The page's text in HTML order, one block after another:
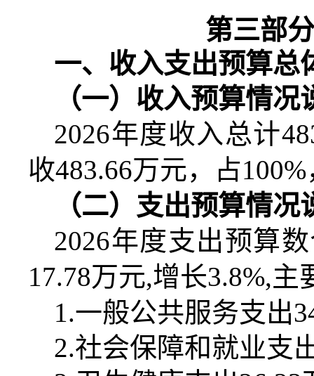
第三部
一、收入支出预算总
（一）收入预算情况
2026年度收入总计
收483.66万元，占100%
（二）支出预算情况
2026年度支出预算
17.78万元,增长3.8%,主
1.一般公共服务支出
2.社会保障和就业支